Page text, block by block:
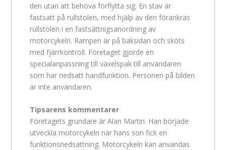
den utan att behöva förflytta sig. En stav är
fastsatt på rullstolen, med hjälp av den förankras
rullstolen i en fastsättnigsanordning av
motorcykeln. Rampen är på baksidan och sköts
med fjärrkontroll. Företaget gjorde en
specialanpassning till växelspak till användaren
som har nedsatt handfunktion. Personen på bilden
är inte användaren.
Tipsarens kommentarer
Företagets grundare är Alan Martin. Han började
utveckla motorcykeln när hans son fick en
funktionsnedsättning. Motorcykeln kan användas